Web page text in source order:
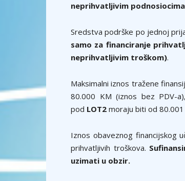
neprihvatljivim
Sredstva podrške po jednoj
samo za financiranje
neprihvatljivim troškom).
Maksimalni iznos tražene
80.000 KM (iznos bez PDV-
pod LOT2 moraju biti od
Iznos obaveznog financijskog
prihvatljivih troškova.
uzimati u obzir.